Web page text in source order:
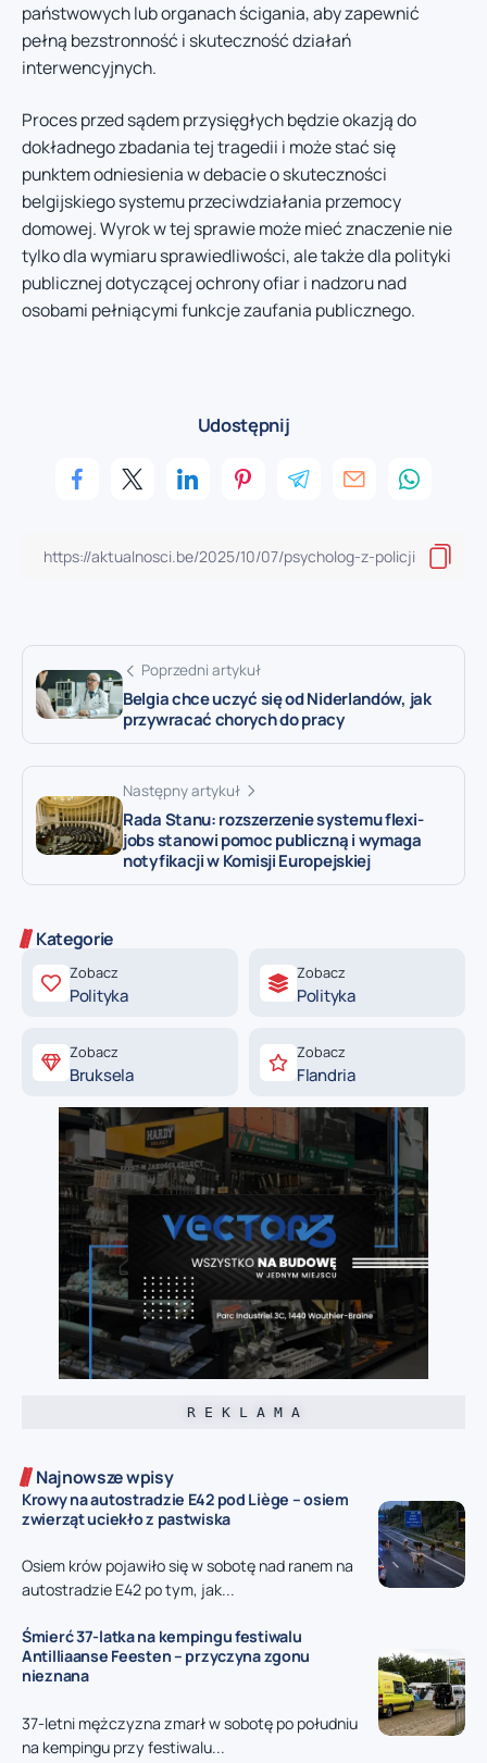
państwowych lub organach ścigania, aby zapewnić
pełną bezstronność i skuteczność działań
interwencyjnych.
Proces przed sądem przysięgłych będzie okazją do
dokładnego zbadania tej tragedii i może stać się
punktem odniesienia w debacie o skuteczności
belgijskiego systemu przeciwdziałania przemocy
domowej. Wyrok w tej sprawie może mieć znaczenie nie
tylko dla wymiaru sprawiedliwości, ale także dla polityki
publicznej dotyczącej ochrony ofiar i nadzoru nad
osobami pełniącymi funkcje zaufania publicznego.
Udostępnij
Poprzedni artykuł
Belgia chce uczyć się od Niderlandów, jak
przywracać chorych do pracy
Następny artykuł
Rada Stanu: rozszerzenie systemu flexi-
jobs stanowi pomoc publiczną i wymaga
notyfikacji w Komisji Europejskiej
Kategorie
Zobacz
Polityka
Zobacz
Polityka
Zobacz
Bruksela
Zobacz
Flandria
R E K L A M A
Najnowsze wpisy
Krowy na autostradzie E42 pod Liège – osiem
zwierząt uciekło z pastwiska
Osiem krów pojawiło się w sobotę nad ranem na
autostradzie E42 po tym, jak...
Śmierć 37-latka na kempingu festiwalu
Antilliaanse Feesten – przyczyna zgonu
nieznana
37-letni mężczyzna zmarł w sobotę po południu
na kempingu przy festiwalu...